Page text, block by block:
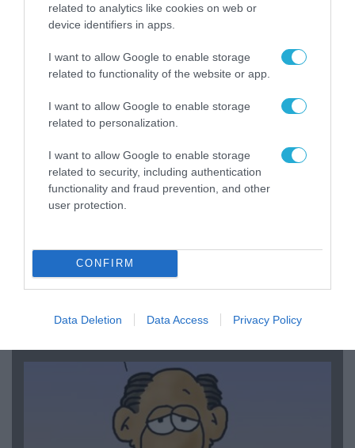
related to analytics like cookies on web or
device identifiers in apps.
I want to allow Google to enable storage
related to functionality of the website or app.
I want to allow Google to enable storage
related to personalization.
I want to allow Google to enable storage
related to security, including authentication
functionality and fraud prevention, and other
user protection.
CONFIRM
Data Deletion Data Access Privacy Policy
Ο Γιάννης Αλαφούζος «τέλειωσε» τον
Κωνσταντίνο Ζούλα από τον ΣΚΑΪ – Ο λόγος της
06.08.2026 | 14:02
«Επιχείρηση ελεύθερα πεζοδρόμια» στην
Αθήνα: Απομακρύνθηκαν παράνομα
αντικείμενα από κοινόχρηστους χώρους